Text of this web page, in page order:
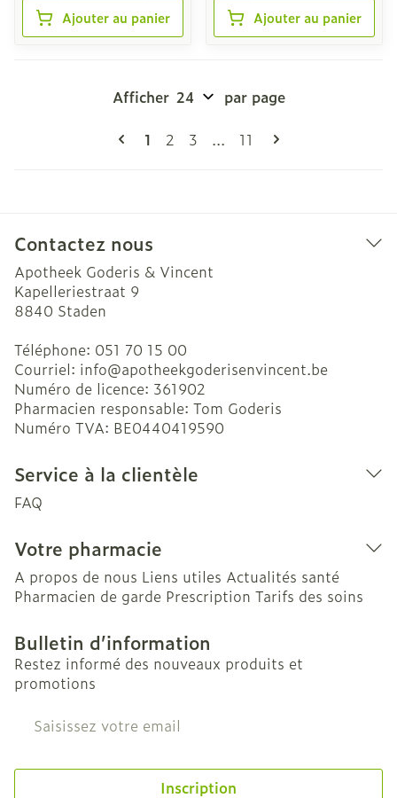
Ajouter au panier Ajouter au panier
Vous lisez actuellement la page
1 Page
2 Page
3 ... Page
11
Afficher par page
Contactez nous
Apotheek Goderis & Vincent
Kapelleriestraat 9
8840 Staden
Téléphone: 051 70 15 00
Courriel: info@apotheekgoderisenvincent.be
Numéro de licence: 361902
Pharmacien responsable: Tom Goderis
Numéro TVA: BE0440419590
Service à la clientèle
FAQ
Votre pharmacie
A propos de nous Liens utiles Actualités santé
Pharmacien de garde Prescription Tarifs des soins
Bulletin d’information
Restez informé des nouveaux produits et
promotions
Adresse mail
Inscription